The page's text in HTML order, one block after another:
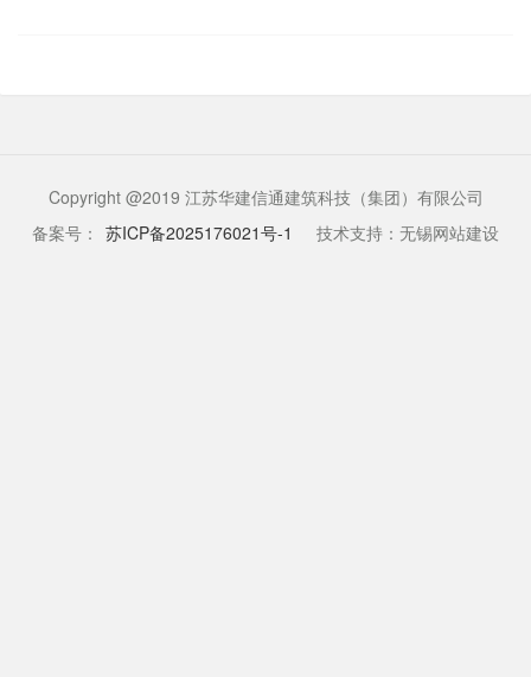
Copyright @2019 江苏华建信通建筑科技（集团）有限公司
备案号： 苏ICP备2025176021号-1 技术支持：无锡网站建设